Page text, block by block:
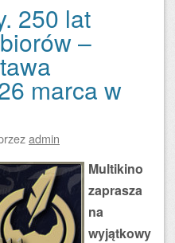
250 lat
–
marca w
admin
Multikino
zaprasza
na
wyjątkowy